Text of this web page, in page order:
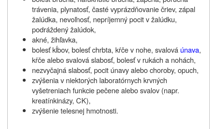
trávenia, plynatosť, časté vyprázdňovanie čriev, zápal
žalúdka, nevoľnosť, nepríjemný pocit v žalúdku,
podráždený žalúdok,
akné, žihľavka,
bolesť kĺbov, bolesť chrbta, kŕče v nohe, svalová únava,
kŕče alebo svalová slabosť, bolesť v rukách a nohách,
nezvyčajná slabosť, pocit únavy alebo choroby, opuch,
zvýšenia v niektorých laboratórnych krvných
vyšetreniach funkcie pečene alebo svalov (napr.
kreatínkinázy, CK),
zvýšenie telesnej hmotnosti.